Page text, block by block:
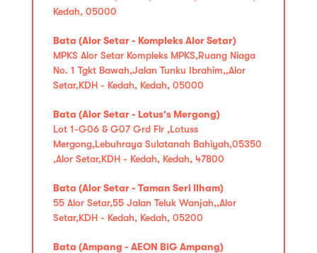
Kedah, 05000
Bata (Alor Setar - Kompleks Alor Setar)
MPKS Alor Setar Kompleks MPKS,Ruang Niaga
No. 1 Tgkt Bawah,Jalan Tunku Ibrahim,,Alor
Setar,KDH - Kedah, Kedah, 05000
Bata (Alor Setar - Lotus's Mergong)
Lot 1-G06 & G07 Grd Flr ,Lotuss
Mergong,Lebuhraya Sulatanah Bahiyah,05350
,Alor Setar,KDH - Kedah, Kedah, 47800
Bata (Alor Setar - Taman Seri Ilham)
55 Alor Setar,55 Jalan Teluk Wanjah,,Alor
Setar,KDH - Kedah, Kedah, 05200
Bata (Ampang - AEON BiG Ampang)